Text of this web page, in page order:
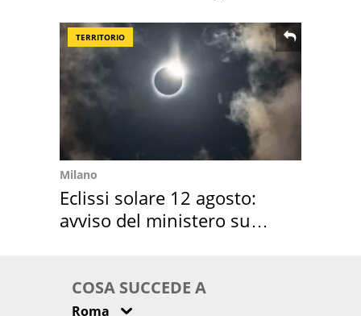
TERRITORIO
Milano
Eclissi solare 12 agosto:
avviso del ministero su